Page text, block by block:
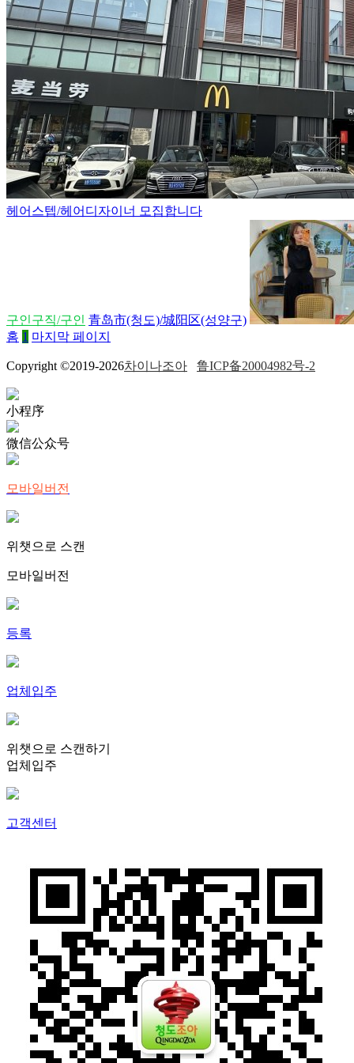
헤어스텝/헤어디자이너 모집합니다
구인구직/구인 青岛市(청도)/城阳区(성양구)
홈 1 마지막 페이지
Copyright ©2019-2026차이나조아 鲁ICP备20004982号-2
小程序
微信公众号
모바일버전
위챗으로 스캔
모바일버전
등록
업체입주
위챗으로 스캔하기
업체입주
고객센터